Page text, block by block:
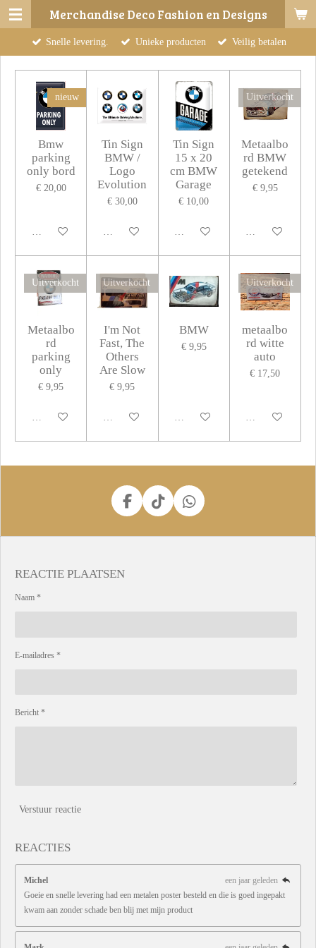
Ga
de
hoofdinhoud
Merchandise Deco Fashion en Designs
Snelle levering. Unieke producten Veilig betalen
nieuw
Bmw
parking
only bord
€ 20,00
In winkelwagen
Tin Sign
BMW /
Logo
Evolution
€ 30,00
In winkelwagen
Tin Sign
15 x 20
cm BMW
Garage
€ 10,00
In winkelwagen
Uitverkocht
Metaalbo
rd BMW
getekend
€ 9,95
Houd mij op de
Uitverkocht
Metaalbo
rd
parking
only
€ 9,95
Houd mij op de hoogte
Uitverkocht
I'm Not
Fast, The
Others
Are Slow
€ 9,95
Houd mij op de hoogte
BMW
€ 9,95
In winkelwagen
Uitverkocht
metaalbo
rd witte
auto
€ 17,50
Houd mij op de
F
c
T
k
W
a
REACTIE PLAATSEN
Naam *
E-mailadres *
Bericht *
Verstuur reactie
REACTIES
Michel
een jaar geleden
Goeie en snelle levering had een metalen poster besteld en die is goed ingepakt
kwam aan zonder schade ben blij met mijn product